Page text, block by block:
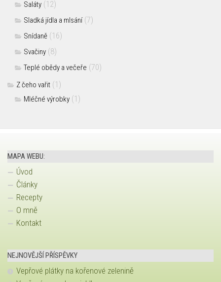
Saláty (12)
Sladká jídla a mlsání(7)
Snídaně (16)
Svačiny (8)
Teplé obědy a večeře (70)
Z čeho vařit (1)
Mléčné výrobky (1)
MAPA WEBU:
Úvod
Články
Recepty
O mně
Kontakt
NEJNOVĚJŠÍ PŘÍSPĚVKY
Vepřové plátky na kořenové zelenině